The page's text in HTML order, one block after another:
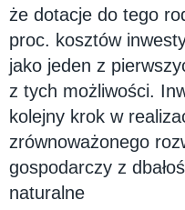
że dotacje do tego
proc. kosztów
jako jeden z
z tych możliwości.
kolejny krok w
zrównoważonego
gospodarczy z
naturalne